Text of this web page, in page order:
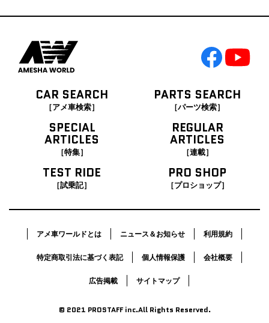
CAR SEARCH
［アメ車検索］
PARTS SEARCH
［パーツ検索］
SPECIAL
ARTICLES
［特集］
REGULAR
ARTICLES
［連載］
TEST RIDE
［試乗記］
PRO SHOP
［プロショップ］
アメ車ワールドとは ニュース＆お知らせ 利用規約
特定商取引法に基づく表記 個人情報保護 会社概要
広告掲載 サイトマップ
© 2021 PROSTAFF inc.All Rights Reserved.